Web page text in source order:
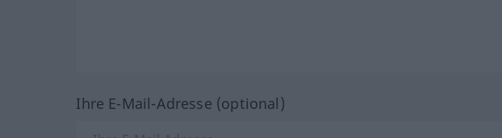
Ihre E-Mail-Adresse (optional)